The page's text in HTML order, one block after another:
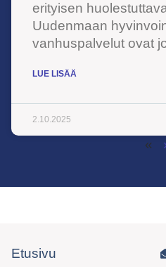
erityisen
Uudenmaan
vanhuspalvelut ovat
LUE LISÄÄ
2.10.2025
«
Etusivu